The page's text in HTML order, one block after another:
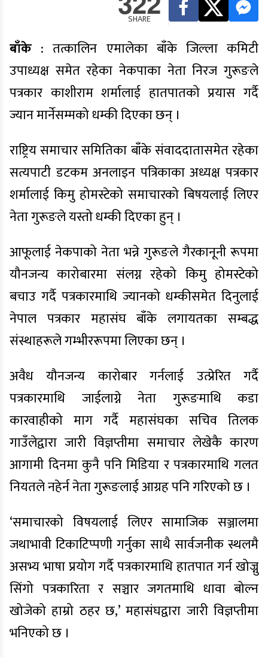
SHARE
बाँके : तत्कालिन एमालेका बाँके जिल्ला कमिटी
उपाध्यक्ष समेत रहेका नेकपाका नेता निरज गुरूङले
पत्रकार काशीराम शर्मालाई हातपातको प्रयास गर्दै
ज्यान मार्नेसम्मको धम्की दिएका छन् ।
राष्ट्रिय समाचार समितिका बाँके संवाददातासमेत रहेका
सत्यपाटी डटकम अनलाइन पत्रिकाका अध्यक्ष पत्रकार
शर्मालाई किमु होमस्टेको समाचारको बिषयलाई लिएर
नेता गुरूङले यस्तो धम्की दिएका हुन् ।
आफूलाई नेकपाको नेता भन्ने गुरूङले गैरकानूनी रूपमा
यौनजन्य कारोबारमा संलग्न रहेको किमु होमस्टेको
बचाउ गर्दै पत्रकारमाथि ज्यानको धम्कीसमेत दिनुलाई
नेपाल पत्रकार महासंघ बाँके लगायतका सम्बद्ध
संस्थाहरूले गम्भीररूपमा लिएका छन् ।
अवैध यौनजन्य कारोबार गर्नलाई उत्प्रेरित गर्दै
पत्रकारमाथि जाईलाग्ने नेता गुरूङमाथि कडा
कारवाहीको माग गर्दै महासंघका सचिव तिलक
गाउँलेद्वारा जारी विज्ञप्तीमा समाचार लेखेकै कारण
आगामी दिनमा कुनै पनि मिडिया र पत्रकारमाथि गलत
नियतले नहेर्न नेता गुरूङलाई आग्रह पनि गरिएको छ ।
‘समाचारको विषयलाई लिएर सामाजिक सञ्जालमा
जथाभावी टिकाटिप्पणी गर्नुका साथै सार्वजनीक स्थलमै
असभ्य भाषा प्रयोग गर्दै पत्रकारमाथि हातपात गर्न खोज्नु
सिंगो पत्रकारिता र सञ्चार जगतमाथि धावा बोल्न
खोजेको हाम्रो ठहर छ,’ महासंघद्वारा जारी विज्ञप्तीमा
भनिएको छ ।